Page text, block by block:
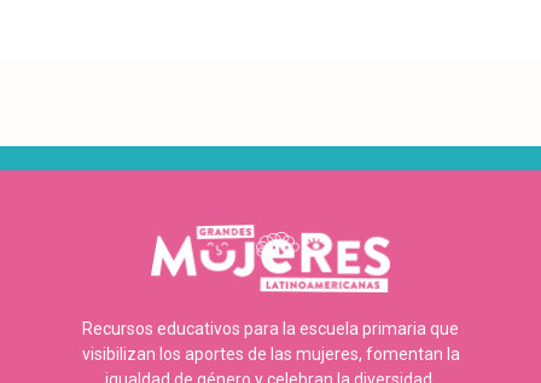
Recursos educativos para la escuela primaria que
visibilizan los aportes de las mujeres, fomentan la
igualdad de género y celebran la diversidad.